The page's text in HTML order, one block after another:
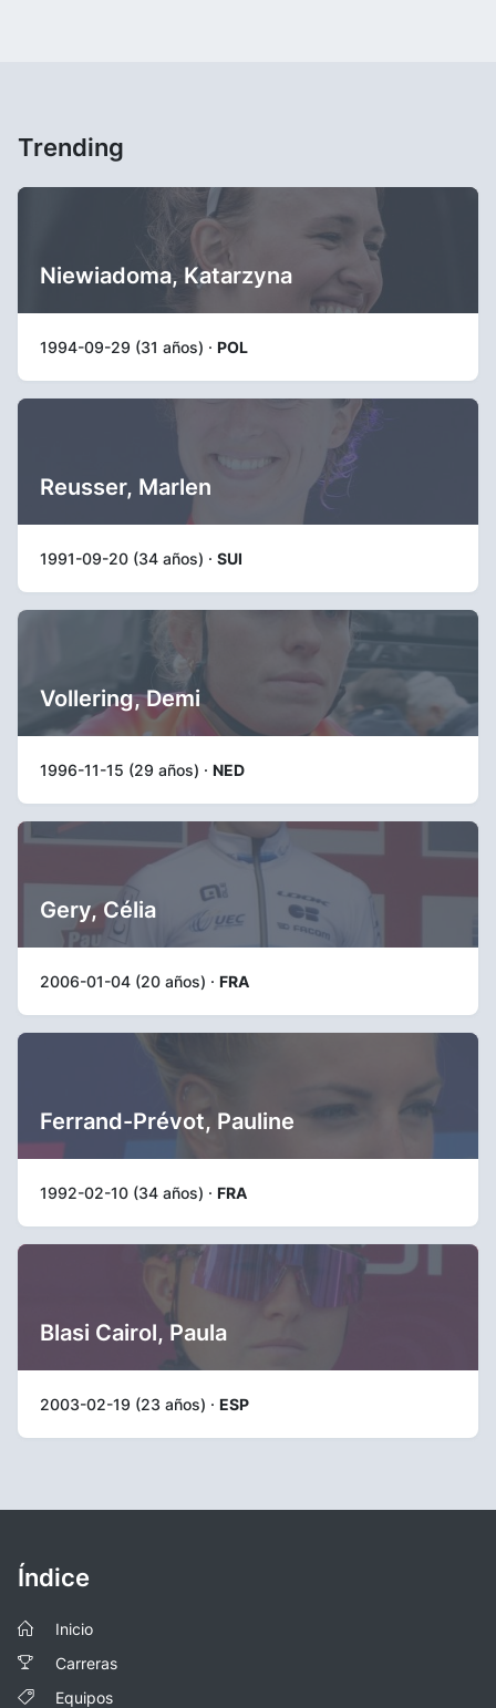
Trending
Niewiadoma, Katarzyna
1994-09-29 (31 años) · POL
Reusser, Marlen
1991-09-20 (34 años) · SUI
Vollering, Demi
1996-11-15 (29 años) · NED
Gery, Célia
2006-01-04 (20 años) · FRA
Ferrand-Prévot, Pauline
1992-02-10 (34 años) · FRA
Blasi Cairol, Paula
2003-02-19 (23 años) · ESP
Índice
Inicio
Carreras
Equipos